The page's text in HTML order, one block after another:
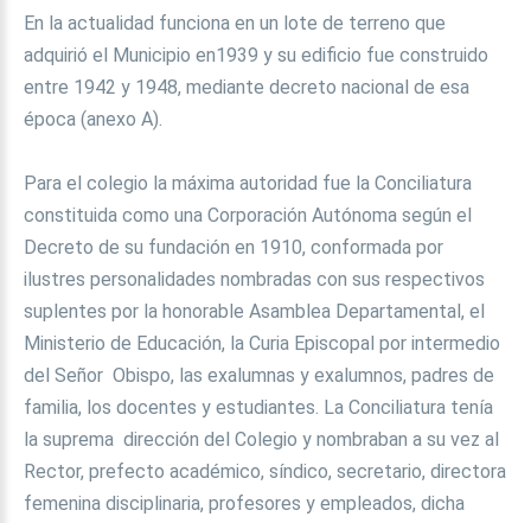
En la actualidad funciona en un lote de terreno que
adquirió el Municipio en1939 y su edificio fue construido
entre 1942 y 1948, mediante decreto nacional de esa
época (anexo A).
Para el colegio la máxima autoridad fue la Conciliatura
constituida como una Corporación Autónoma según el
Decreto de su fundación en 1910, conformada por
ilustres personalidades nombradas con sus respectivos
suplentes por la honorable Asamblea Departamental, el
Ministerio de Educación, la Curia Episcopal por intermedio
del Señor Obispo, las exalumnas y exalumnos, padres de
familia, los docentes y estudiantes. La Conciliatura tenía
la suprema dirección del Colegio y nombraban a su vez al
Rector, prefecto académico, síndico, secretario, directora
femenina disciplinaria, profesores y empleados, dicha